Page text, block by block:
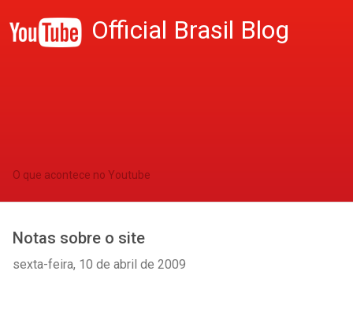
Official Brasil Blog
O que acontece no Youtube
Notas sobre o site
sexta-feira, 10 de abril de 2009